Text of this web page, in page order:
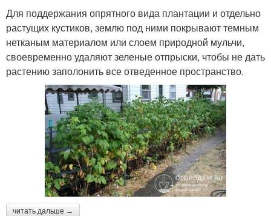
Для поддержания опрятного вида плантации и отдельно
растущих кустиков, землю под ними покрывают темным
нетканым материалом или слоем природной мульчи,
своевременно удаляют зеленые отпрыски, чтобы не дать
растению заполонить все отведенное пространство.
читать дальше →